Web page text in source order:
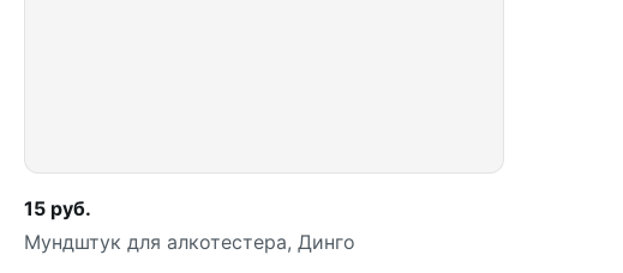
15 руб.
Мундштук для алкотестера, Динго